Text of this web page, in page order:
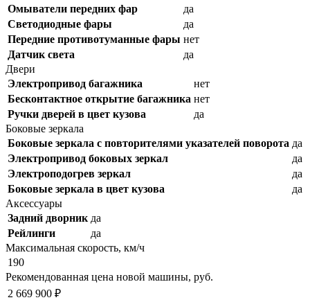
Омыватели передних фар
да
Светодиодные фары
да
Передние противотуманные фары нет
Датчик света
да
Двери
Электропривод багажника
нет
Бесконтактное открытие багажника нет
Ручки дверей в цвет кузова
да
Боковые зеркала
Боковые зеркала с повторителями указателей поворота да
Электропривод боковых зеркал
да
Электроподогрев зеркал
да
Боковые зеркала в цвет кузова
да
Аксессуары
Задний дворник да
Рейлинги
да
Максимальная скорость, км/ч
190
Рекомендованная цена новой машины, руб.
2 669 900 ₽